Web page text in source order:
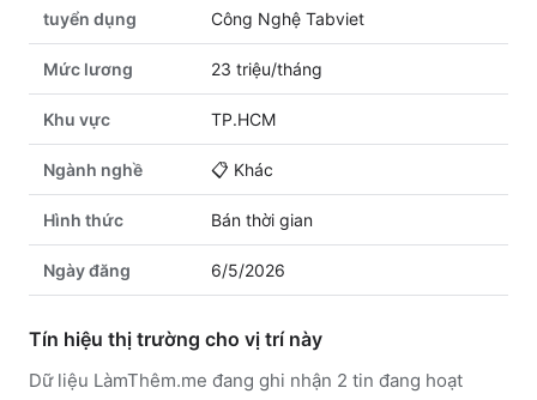
tuyển dụng
Công Nghệ Tabviet
Mức lương 23 triệu/tháng
Khu vực TP.HCM
Ngành nghề 📋 Khác
Hình thức Bán thời gian
Ngày đăng 6/5/2026
Tín hiệu thị trường cho vị trí này
Dữ liệu LàmThêm.me đang ghi nhận 2 tin đang hoạt